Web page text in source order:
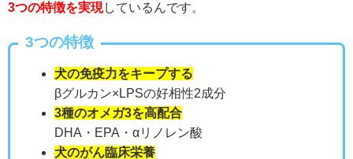
3つの特徴を実現しているんです。
3つの特徴
犬の免疫力をキープする
βグルカン×LPSの好相性2成分
3種のオメガ3を高配合
DHA・EPA・αリノレン酸
犬のがん臨床栄養